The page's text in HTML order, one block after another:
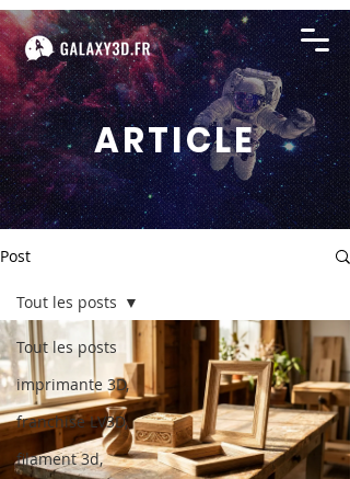
ARTICLE
Post
Tout les posts
imprimante 3D,
franchise LV3D,
filament 3d,
Tout les posts